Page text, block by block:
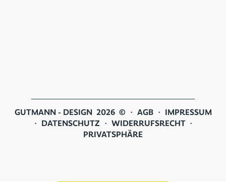
GUTMANN - DESIGN 2026 © ・ AGB・ IMPRESSUM
・ DATENSCHUTZ ・ WIDERRUFSRECHT・
PRIVATSPHÄRE